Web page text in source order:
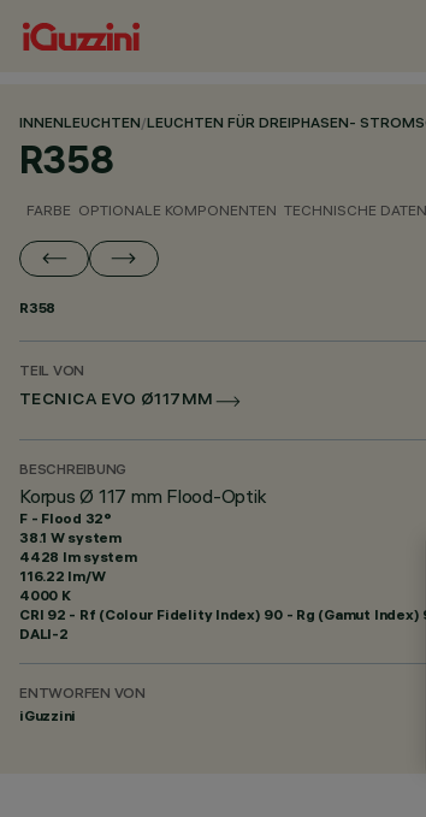
INNENLEUCHTEN/LEUCHTEN FÜR DREIPHASEN-
R358
FARBE OPTIONALE KOMPONENTEN TECHNISCHE DATEN
R358
TEIL VON
TECNICA EVO Ø117MM
BESCHREIBUNG
Korpus Ø 117 mm Flood-Optik
F - Flood 32°
38.1 W system
4428 lm system
116.22 lm/W
4000 K
CRI 92 - Rf (Colour Fidelity Index) 90 - Rg (Gamut Index)
DALI-2
ENTWORFEN VON
iGuzzini